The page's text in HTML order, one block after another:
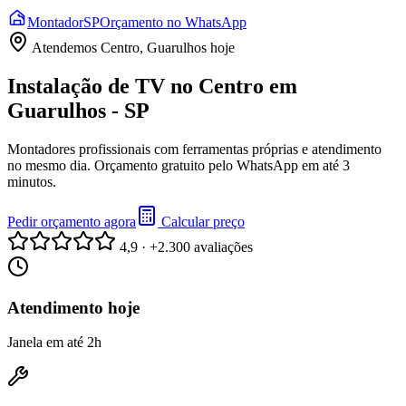
MontadorSPOrçamento no WhatsApp
Atendemos Centro, Guarulhos hoje
Instalação de TV no Centro em
Guarulhos - SP
Montadores profissionais com ferramentas próprias e atendimento
no mesmo dia. Orçamento gratuito pelo WhatsApp em até 3
minutos.
Pedir orçamento agora
Calcular preço
4,9 · +2.300 avaliações
Atendimento hoje
Janela em até 2h